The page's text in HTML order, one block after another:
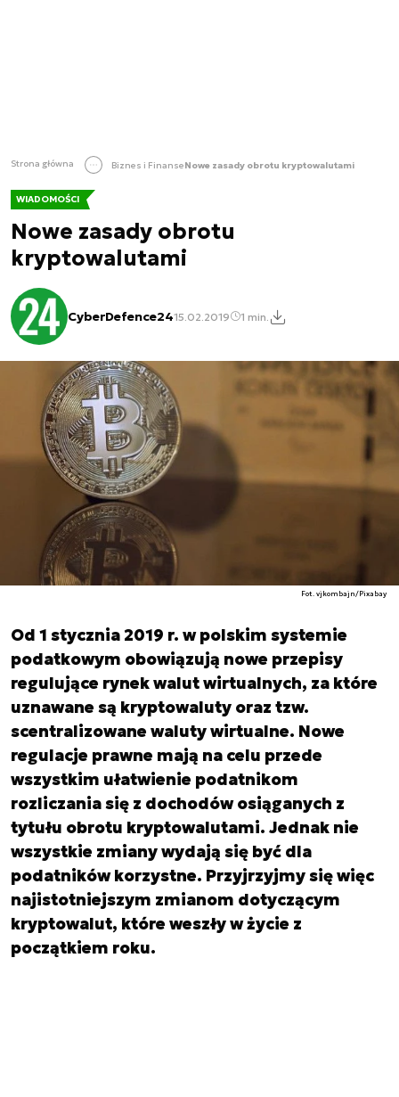
Strona główna Biznes i FinanseNowe zasady obrotu kryptowalutami
WIADOMOŚCI
Nowe zasady obrotu
kryptowalutami
CyberDefence2415.02.2019 1 min.
Fot. vjkombajn/Pixabay
Od 1 stycznia 2019 r. w polskim systemie
podatkowym obowiązują nowe przepisy
regulujące rynek walut wirtualnych, za które
uznawane są kryptowaluty oraz tzw.
scentralizowane waluty wirtualne. Nowe
regulacje prawne mają na celu przede
wszystkim ułatwienie podatnikom
rozliczania się z dochodów osiąganych z
tytułu obrotu kryptowalutami. Jednak nie
wszystkie zmiany wydają się być dla
podatników korzystne. Przyjrzyjmy się więc
najistotniejszym zmianom dotyczącym
kryptowalut, które weszły w życie z
początkiem roku.